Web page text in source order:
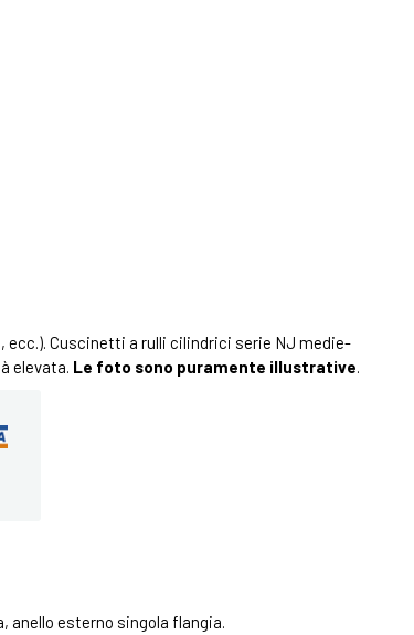
ecc.). Cuscinetti a rulli cilindrici serie NJ medie-
elevata. Le foto sono puramente illustrative.
anello esterno singola flangia.